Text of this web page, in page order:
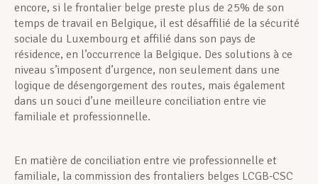
encore, si le frontalier belge preste plus de 25% de son
temps de travail en Belgique, il est désaffilié de la sécurité
sociale du Luxembourg et affilié dans son pays de
résidence, en l’occurrence la Belgique. Des solutions à ce
niveau s’imposent d’urgence, non seulement dans une
logique de désengorgement des routes, mais également
dans un souci d’une meilleure conciliation entre vie
familiale et professionnelle.
En matière de conciliation entre vie professionnelle et
familiale, la commission des frontaliers belges LCGB-CSC